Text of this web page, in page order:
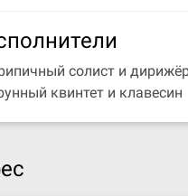
солист и
квинтет и клавесин